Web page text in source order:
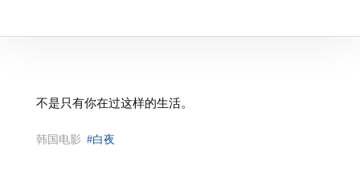
不是只有你在过这样的生活。
韩国电影 #白夜